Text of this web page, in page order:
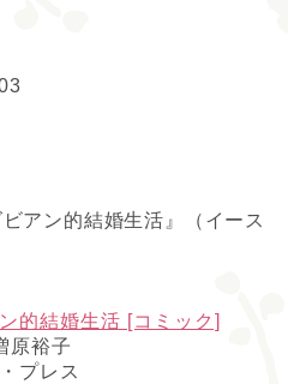
アン的結婚生活』（イース
的結婚生活 [コミック]
原裕子
プレス